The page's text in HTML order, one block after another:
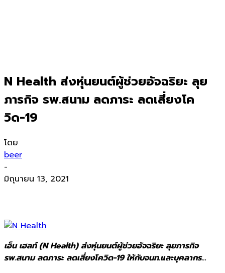
N Health ส่งหุ่นยนต์ผู้ช่วยอัจฉริยะ ลุย
ภารกิจ รพ.สนาม ลดภาระ ลดเสี่ยงโค
วิด-19
โดย
beer
-
มิถุนายน 13, 2021
เอ็น เฮลท์ (N Health) ส่งหุ่นยนต์ผู้ช่วยอัจฉริยะ ลุยภารกิจ
รพ.สนาม ลดภาระ ลดเสี่ยงโควิด-19 ให้กับจนท.และบุคลากร…